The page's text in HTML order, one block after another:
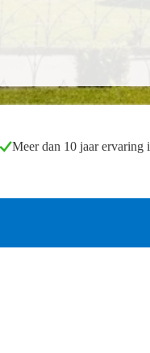
Meer dan 10 jaar